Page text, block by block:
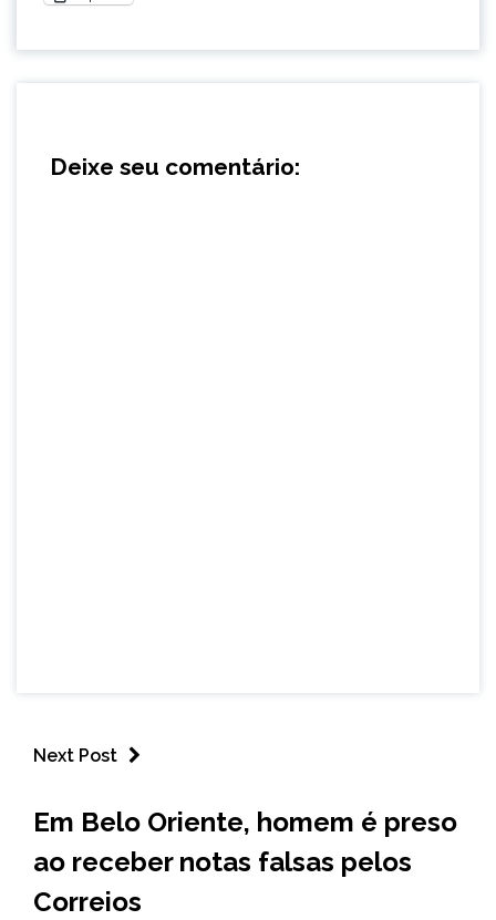
Deixe seu comentário:
Next Post
MINAS
GERAIS
Em Belo Oriente, homem é preso
ao receber notas falsas pelos
Correios